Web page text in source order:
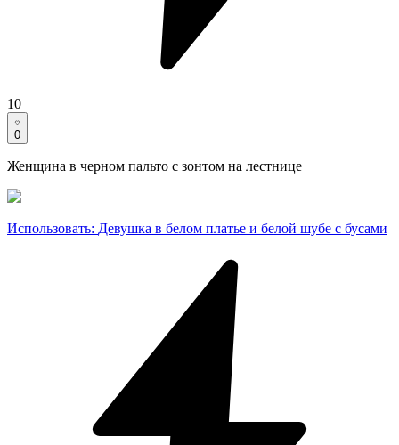
10
0
Женщина в черном пальто с зонтом на лестнице
Использовать: Девушка в белом платье и белой шубе с бусами